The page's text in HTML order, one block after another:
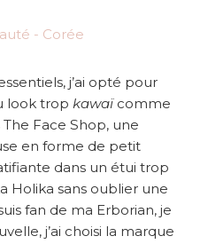
j’ai opté pour
look trop kawaïcomme
Face Shop, une
en forme de petit
dans un étui trop
Holika sans oublier une
fan de ma Erborian, je
j’ai choisi la marque